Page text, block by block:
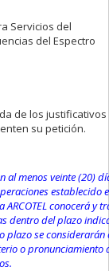
Servicios del
del Espectro
de los
su petición.
al menos veinte (20)
establecido
conocerá y
dentro del plazo
plazo se considerarán
o pronunciamiento